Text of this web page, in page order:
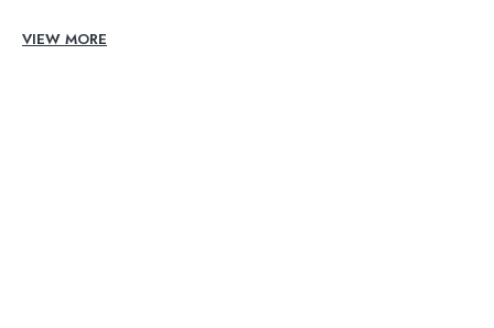
VIEW MORE